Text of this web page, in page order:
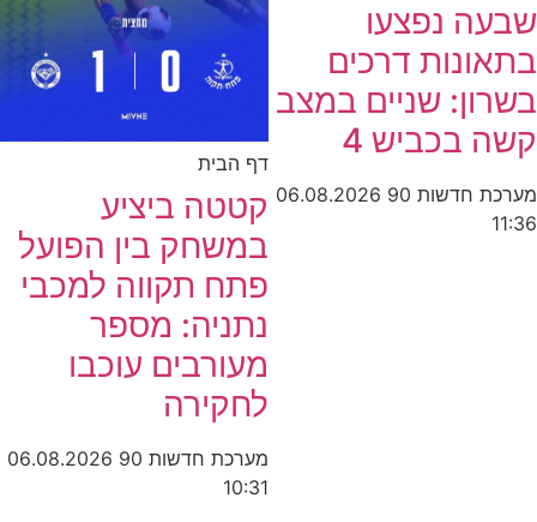
שבעה נפצעו
בתאונות דרכים
בשרון: שניים במצב
קשה בכביש 4
מערכת חדשות 90
06.08.2026
11:36
דף הבית
קטטה ביציע
במשחק בין הפועל
פתח תקווה למכבי
נתניה: מספר
מעורבים עוכבו
לחקירה
מערכת חדשות 90
06.08.2026
10:31